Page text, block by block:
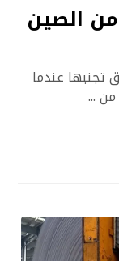
الصين
تجنبها عندما
من ...